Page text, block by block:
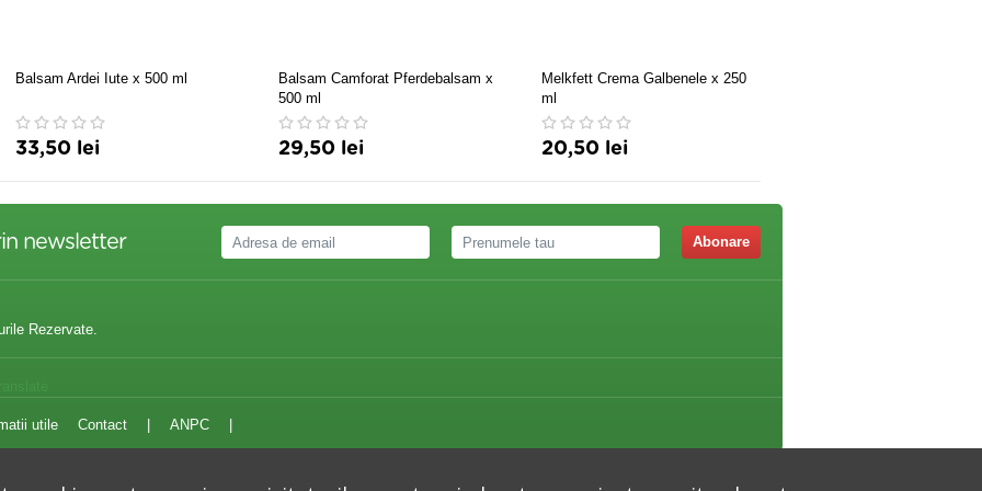
Balsam Ardei Iute x 500 ml
33,50 lei
Balsam Camforat Pferdebalsam x
500 ml
29,50 lei
Melkfett Crema Galbenele x 250
ml
20,50 lei
newsletter Abonare
Rezervate.
utile Contact ANPC